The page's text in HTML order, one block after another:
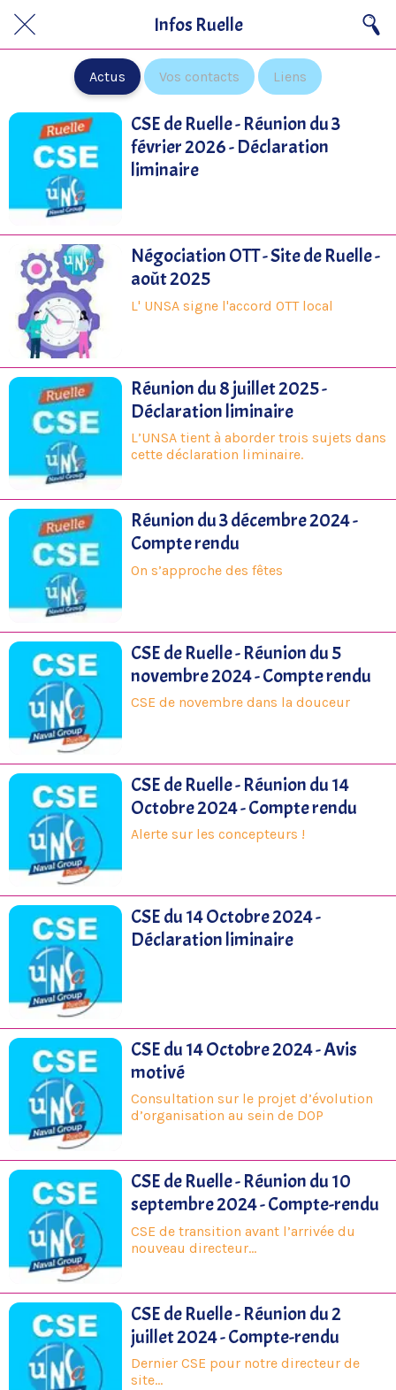
Infos Ruelle
Actus Vos contacts Liens
CSE de Ruelle - Réunion du 3
février 2026 - Déclaration
liminaire
Négociation OTT - Site de Ruelle -
août 2025
L' UNSA signe l'accord OTT local
Réunion du 8 juillet 2025 -
Déclaration liminaire
L’UNSA tient à aborder trois sujets dans
cette déclaration liminaire.
Réunion du 3 décembre 2024 -
Compte rendu
On s’approche des fêtes
CSE de Ruelle - Réunion du 5
novembre 2024 - Compte rendu
CSE de novembre dans la douceur
CSE de Ruelle - Réunion du 14
Octobre 2024 - Compte rendu
Alerte sur les concepteurs !
CSE du 14 Octobre 2024 -
Déclaration liminaire
CSE du 14 Octobre 2024 - Avis
motivé
Consultation sur le projet d’évolution
d’organisation au sein de DOP
CSE de Ruelle - Réunion du 10
septembre 2024 - Compte-rendu
CSE de transition avant l’arrivée du
nouveau directeur…
CSE de Ruelle - Réunion du 2
juillet 2024 - Compte-rendu
Dernier CSE pour notre directeur de
site…